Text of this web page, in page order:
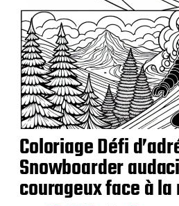
Coloriage Défi
Snowboarder
courageux face à